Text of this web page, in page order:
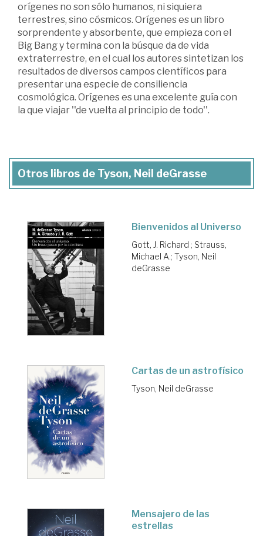
orígenes no son sólo humanos, ni siquiera
terrestres, sino cósmicos. Orígenes es un libro
sorprendente y absorbente, que empieza con el
Big Bang y termina con la búsque da de vida
extraterrestre, en el cual los autores sintetizan los
resultados de diversos campos científicos para
presentar una especie de consiliencia
cosmológica. Orígenes es una excelente guía con
la que viajar ''de vuelta al principio de todo''.
Otros libros de Tyson, Neil deGrasse
Bienvenidos al Universo
Gott, J. Richard ; Strauss,
Michael A.; Tyson, Neil
deGrasse
Cartas de un astrofísico
Tyson, Neil deGrasse
Mensajero de las
estrellas